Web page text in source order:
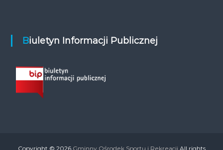
Biuletyn Informacji Publicznej
Copyright © 2026 Gminny Ośrodek Sportu i Rekreacji All rights